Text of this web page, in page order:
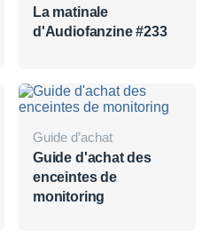
La matinale
d'Audiofanzine #233
Guide d’achat
Guide d'achat des
enceintes de
monitoring